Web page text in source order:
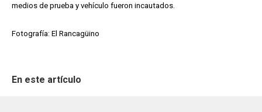
medios de prueba y vehículo fueron incautados.
Fotografía: El Rancagüino
En este artículo